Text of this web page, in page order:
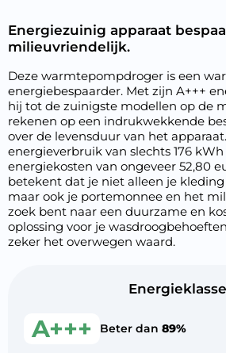
Energiezuinig apparaat
milieuvriendelijk.
Deze warmtepompdroger is een
energiebespaarder. Met zijn A+++
hij tot de zuinigste modellen op de
rekenen op een indrukwekkende
over de levensduur van het
energieverbruik van slechts 176
energiekosten van ongeveer 52,80
betekent dat je niet alleen je
maar ook je portemonnee en het
zoek bent naar een duurzame en
oplossing voor je
zeker het overwegen waard.
Energieklasse
A+++ Beter dan 89%